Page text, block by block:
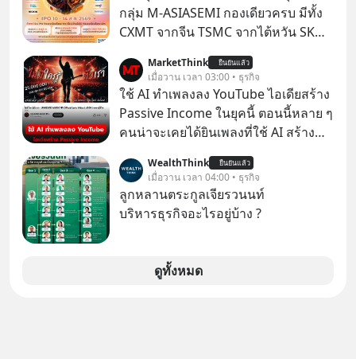
คอมที่สูงถึง 14.5 ล้านดอลลาร์ (หรือ
ราว 500 ล้านบาท) เพียงเพราะเขาไม่
ตามมาคือ โทรศัพท์ของเขากลายเป็น
ความเงียบสนิทนานถึง 14 เดือนเต็ม แต่
ความเงียบและ "ไฟแดง" ในวันนั้นกลับ
กลายเป็นการถอยหลังเพื่อตั้งหลัก จนส่ง
ให้เขาก้าวขึ้นไปยืนถือรางวัลออสการ์
ในบทบาทที่เปลี่ยนชีวิตเขาไปตลอดกาล
ใน MM EP. นี้ เราจะมาร่วมถอดรหัส
และปรับวิธีคิดกันว่า Greenlight (ไฟ
เขียว) จะสร้างมันขึ้นมาล่วงหน้าด้วย
สัญญาณเตือน และชะลอตัวอย่างมีสติ
กลุ่ม M-ASIASEMI กองเดียวครบ มีทั้ง
CXMT จากจีน TSMC จากไต้หวัน SK
MarketThink ยืนยันแล้ว
เมื่อวาน เวลา 03:00 • ธุรกิจ
ใช้ AI ทำเพลงลง YouTube ไอเดียสร้าง
Passive Income ในยุคนี้ ตอนนี้หลาย ๆ
คนน่าจะเคยได้ยินเพลงที่ใช้ AI สร้าง
รู้ตัวเรา” จากช่องชื่อว่า UNHEARD
MUSIC ที่ตอนนี้มียอดรับชมกว่า 26
ล้านครั้งแล้ว
WealthThink ยืนยันแล้ว
เมื่อวาน เวลา 04:00 • ธุรกิจ
ลูกหลานตระกูลเจียรวนนท์
บริหารธุรกิจอะไรอยู่บ้าง ?
ดูทั้งหมด